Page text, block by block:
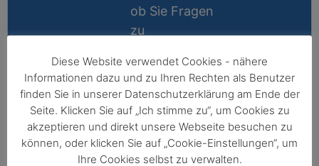
ob Sie Fragen
zu
Kalibrierung,
Zubehör oder
Technik
haben, wir
helfen gerne
Lifetime
Support
10 Jahre
Reparatur-
Diese Website verwendet Cookies - nähere
Informationen dazu und zu Ihren Rechten als Benutzer
finden Sie in unserer Datenschutzerklärung am Ende der
Seite. Klicken Sie auf „Ich stimme zu“, um Cookies zu
akzeptieren und direkt unsere Webseite besuchen zu
können, oder klicken Sie auf „Cookie-Einstellungen“, um
Ihre Cookies selbst zu verwalten.